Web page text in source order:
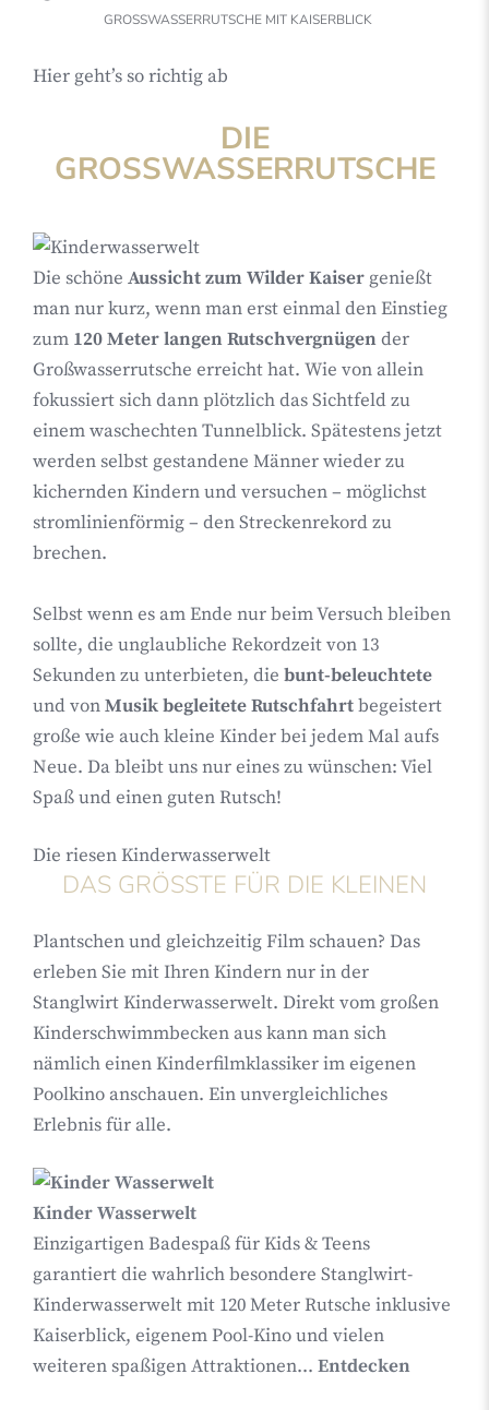
GROSSWASSERRUTSCHE MIT KAISERBLICK
Hier geht’s so richtig ab
DIE
GROSSWASSERRUTSCHE
Die schöne Aussicht zum Wilder Kaiser genießt
man nur kurz, wenn man erst einmal den Einstieg
zum 120 Meter langen Rutschvergnügender
Großwasserrutsche erreicht hat. Wie von allein
fokussiert sich dann plötzlich das Sichtfeld zu
einem waschechten Tunnelblick. Spätestens jetzt
werden selbst gestandene Männer wieder zu
kichernden Kindern und versuchen – möglichst
stromlinienförmig – den Streckenrekord zu
brechen.
Selbst wenn es am Ende nur beim Versuch bleiben
sollte, die unglaubliche Rekordzeit von 13
Sekunden zu unterbieten, die bunt-beleuchtete
und vonMusik begleitete Rutschfahrtbegeistert
große wie auch kleine Kinder bei jedem Mal aufs
Neue. Da bleibt uns nur eines zu wünschen: Viel
Spaß und einen guten Rutsch!
Die riesen Kinderwasserwelt
DAS GRÖSSTE FÜR DIE KLEINEN
Plantschen und gleichzeitig Film schauen? Das
erleben Sie mit Ihren Kindern nur in der
Stanglwirt Kinderwasserwelt. Direkt vom großen
Kinderschwimmbecken aus kann man sich
nämlich einen Kinderfilmklassiker im eigenen
Poolkino anschauen. Ein unvergleichliches
Erlebnis für alle.
Kinder Wasserwelt
Einzigartigen Badespaß für Kids & Teens
garantiert die wahrlich besondere Stanglwirt-
Kinderwasserwelt mit 120 Meter Rutsche inklusive
Kaiserblick, eigenem Pool-Kino und vielen
weiteren spaßigen Attraktionen... Entdecken